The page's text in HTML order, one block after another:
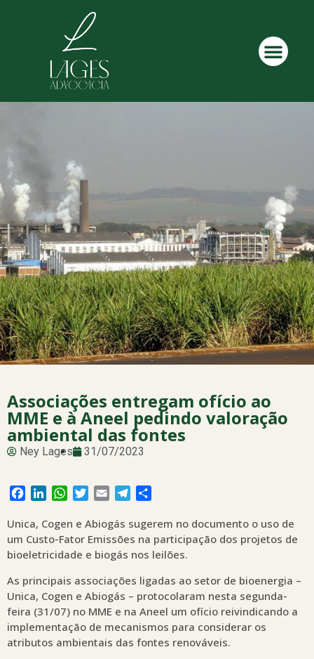
Associações entregam ofício ao
MME e à Aneel pedindo valoração
ambiental das fontes
Ney Lages 31/07/2023
Facebook
LinkedInWhatsApp
Twitter
Email Telegram
Unica, Cogen e Abiogás sugerem no documento o uso de
um Custo-Fator Emissões na participação dos projetos de
bioeletricidade e biogás nos leilões.
As principais associações ligadas ao setor de bioenergia –
Unica, Cogen e Abiogás – protocolaram nesta segunda-
feira (31/07) no MME e na Aneel um ofício reivindicando a
implementação de mecanismos para considerar os
atributos ambientais das fontes renováveis.